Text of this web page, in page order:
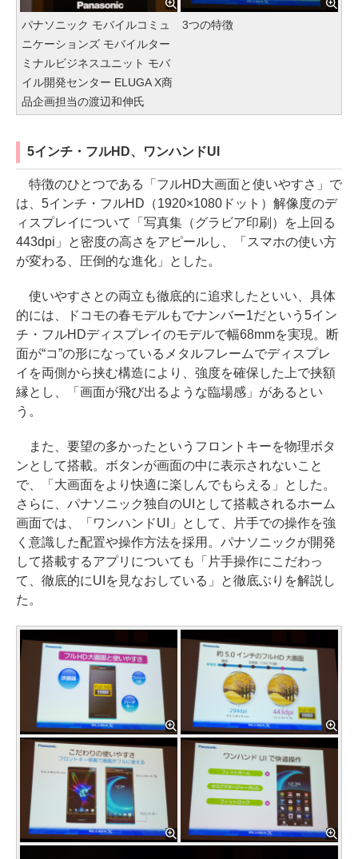
パナソニック モバイルコミュ
ニケーションズ モバイルター
ミナルビジネスユニット モバ
イル開発センター ELUGA X商
品企画担当の渡辺和伸氏
3つの特徴
5インチ・フルHD、ワンハンドUI
特徴のひとつである「フルHD大画面と使いやすさ」で
は、5インチ・フルHD（1920×1080ドット）解像度のデ
ィスプレイについて「写真集（グラビア印刷）を上回る
443dpi」と密度の高さをアピールし、「スマホの使い方
が変わる、圧倒的な進化」とした。
使いやすさとの両立も徹底的に追求したといい、具体
的には、ドコモの春モデルもでナンバー1だという5イン
チ・フルHDディスプレイのモデルで幅68mmを実現。断
面が“コ”の形になっているメタルフレームでディスプレ
イを両側から挟む構造により、強度を確保した上で挟額
縁とし、「画面が飛び出るような臨場感」があるとい
う。
また、要望の多かったというフロントキーを物理ボタ
ンとして搭載。ボタンが画面の中に表示されないこと
で、「大画面をより快適に楽しんでもらえる」とした。
さらに、パナソニック独自のUIとして搭載されるホーム
画面では、「ワンハンドUI」として、片手での操作を強
く意識した配置や操作方法を採用。パナソニックが開発
して搭載するアプリについても「片手操作にこだわっ
て、徹底的にUIを見なおしている」と徹底ぶりを解説し
た。